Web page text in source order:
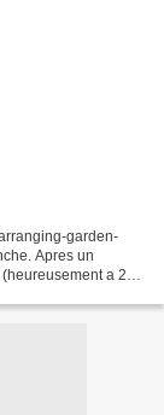
garden-
Apres un
a 26*